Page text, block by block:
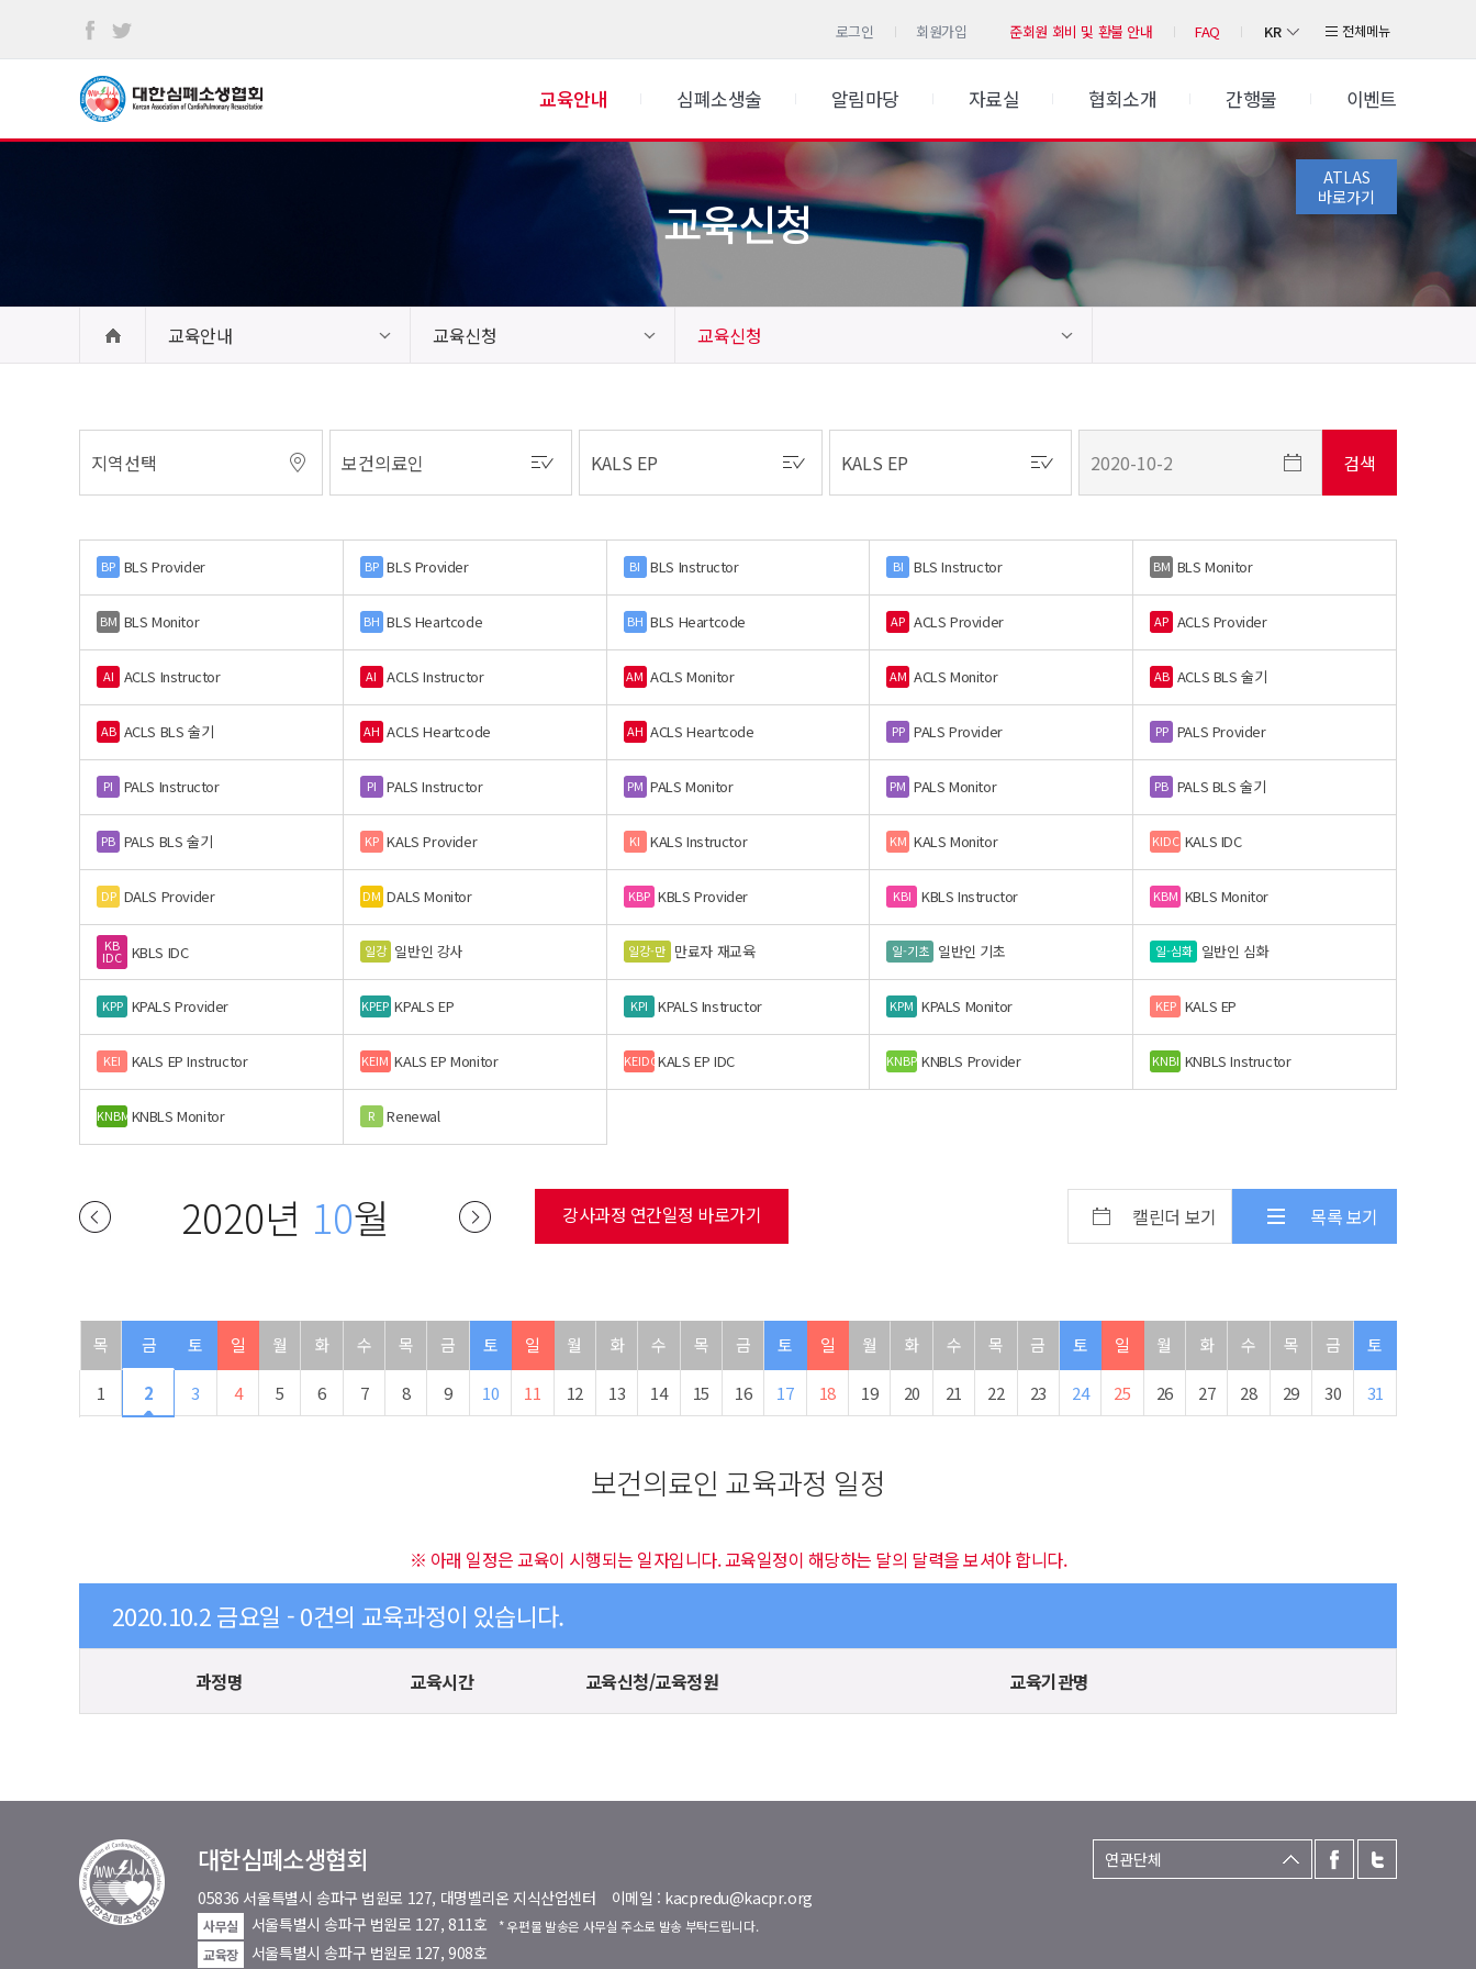
로그인 회원가입 준회원 회비 및 환불 안내 FAQ KR 전체메뉴
교육안내 심폐소생술 알림마당 자료실 협회소개 간행물 이벤트
ATLAS
바로가기
교육신청
교육안내 교육신청 교육신청
BP BLS Provider BP BLS Provider BI BLS Instructor BI BLS Instructor BM BLS Monitor
BM BLS Monitor BH BLS Heartcode BH BLS Heartcode AP ACLS Provider AP ACLS Provider
AI ACLS Instructor AI ACLS Instructor AM ACLS Monitor AM ACLS Monitor AB ACLS BLS 술기
AB ACLS BLS 술기 AH ACLS Heartcode AH ACLS Heartcode PP PALS Provider PP PALS Provider
PI PALS Instructor PI PALS Instructor PM PALS Monitor PM PALS Monitor PB PALS BLS 술기
PB PALS BLS 술기 KP KALS Provider KI KALS Instructor KM KALS Monitor KIDC KALS IDC
DP DALS Provider DM DALS Monitor KBP KBLS Provider KBI KBLS Instructor KBM KBLS Monitor
KB
IDC KBLS IDC 일강 일반인 강사 일강-만 만료자 재교육 일-기초 일반인 기초 일-심화 일반인 심화
KPP KPALS Provider KPEP KPALS EP KPI KPALS Instructor KPM KPALS Monitor KEP KALS EP
KEI KALS EP Instructor KEIM KALS EP Monitor KEIDCKALS EP IDC KNBP KNBLS Provider KNBI KNBLS Instructor
KNBM KNBLS Monitor R Renewal
2020년 10월 강사과정 연간일정 바로가기 캘린더 보기 목록 보기
목 금 토 일 월 화 수 목 금 토 일 월 화 수 목 금 토 일 월 화 수 목 금 토 일 월 화 수 목 금 토
1 2 3 4 5 6 7 8 9 10 11 12 13 14 15 16 17 18 19 20 21 22 23 24 25 26 27 28 29 30 31
보건의료인 교육과정 일정
※ 아래 일정은 교육이 시행되는 일자입니다. 교육일정이 해당하는 달의 달력을 보셔야 합니다.
2020.10.2 금요일 - 0건의 교육과정이 있습니다.
과정명 교육시간 교육신청/교육정원 교육기관명
대한심폐소생협회
05836 서울특별시 송파구 법원로 127, 대명벨리온 지식산업센터 이메일 : kacpredu@kacpr.org
사무실 서울특별시 송파구 법원로 127, 811호
* 우편물 발송은 사무실 주소로 발송 부탁드립니다.
교육장
서울특별시 송파구 법원로 127, 908호